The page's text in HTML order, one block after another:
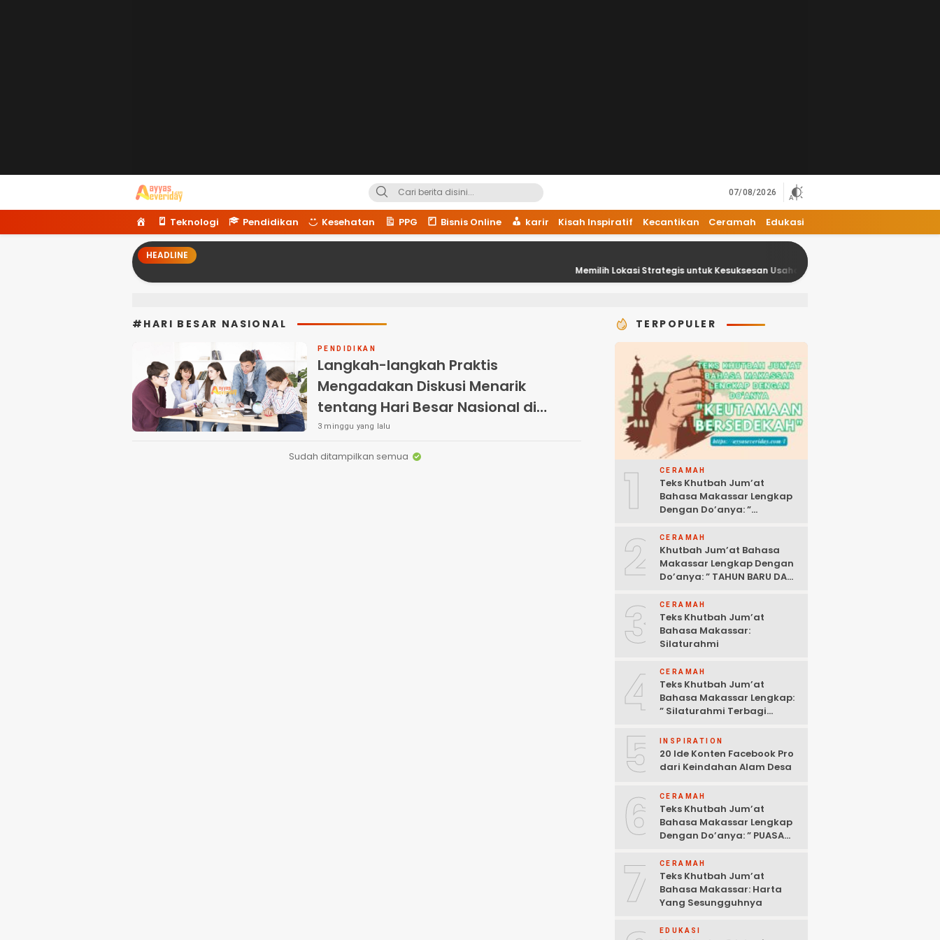
Ayyaseveriday
Beragam Informasi Hari Ini
07/08/2026
o
m
e
Teknologi Pendidikan Kesehatan PPG Bisnis Online karir Kisah Inspiratif Kecantikan Ceramah Edukasi
HEADLINE
Memilih Lokasi Strategis untuk Kesuksesan Usaha Anda
#HARI BESAR NASIONAL
PENDIDIKAN
Langkah-langkah Praktis
Mengadakan Diskusi Menarik
tentang Hari Besar Nasional di
Sekolah
3 minggu yang lalu
Sudah ditampilkan semua
TERPOPULER
1 CERAMAH
Teks Khutbah Jum’at
Bahasa Makassar Lengkap
Dengan Do’anya: ”
2 CERAMAH
Khutbah Jum’at Bahasa
Makassar Lengkap Dengan
Do’anya: ” TAHUN BARU DAN
3 CERAMAH
Teks Khutbah Jum’at
Bahasa Makassar:
Silaturahmi
4 CERAMAH
Teks Khutbah Jum’at
Bahasa Makassar Lengkap:
” Silaturahmi Terbagi
5 INSPIRATION
20 Ide Konten Facebook Pro
dari Keindahan Alam Desa
6 CERAMAH
Teks Khutbah Jum’at
Bahasa Makassar Lengkap
Dengan Do’anya: ” PUASA
HAWA NAFSU “
7 CERAMAH
Teks Khutbah Jum’at
Bahasa Makassar: Harta
Yang Sesungguhnya
EDUKASI